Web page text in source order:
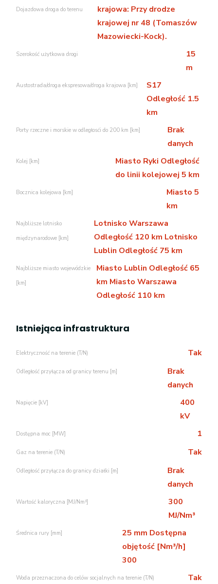
Dojazdowa droga do terenu
krajowa: Przy drodze
krajowej nr 48 (Tomaszów
Mazowiecki-Kock).
Szerokość użytkowa drogi
15
m
Austostrada/droga ekspresowa/droga krajowa [km]
S17
Odległość 1.5
km
Porty rzeczne i morskie w odległosći do 200 km [km]
Brak
danych
Kolej [km]
Miasto Ryki Odległość
do linii kolejowej 5 km
Bocznica kolejowa [km]
Miasto 5
km
Najbliższe lotnisko
międzynarodowe [km]
Lotnisko Warszawa
Odległość 120 km Lotnisko
Lublin Odległość 75 km
Najbliższe miasto wojewódzkie
[km]
Miasto Lublin Odległość 65
km Miasto Warszawa
Odległość 110 km
Istniejąca infrastruktura
Elektryczność na terenie (T/N) Tak
Odległość przyłącza od granicy terenu [m]
Brak
danych
Napięcie [kV]
400
kV
Dostępna moc [MW] 1
Gaz na terenie (T/N) Tak
Odległość przyłącza do granicy działki [m]
Brak
danych
Wartość kaloryczna [MJ/Nm³]
300
MJ/Nm³
Średnica rury [mm]
25 mm Dostępna
objętość [Nm³/h]
300
Woda przeznaczona do celów socjalnych na terenie (T/N) Tak